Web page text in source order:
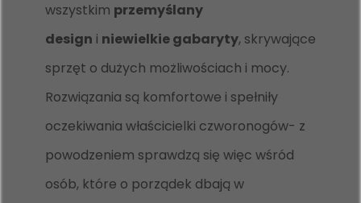
wszystkim przemyślany
design i niewielkie gabaryty, skrywające
sprzęt o dużych możliwościach i mocy.
Rozwiązania są komfortowe i spełniły
oczekiwania właścicielki czworonogów- z
powodzeniem sprawdzą się więc wśród
osób, które o porządek dbają w